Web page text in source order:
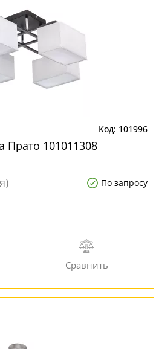
101996
Прато 101011308
По запросу